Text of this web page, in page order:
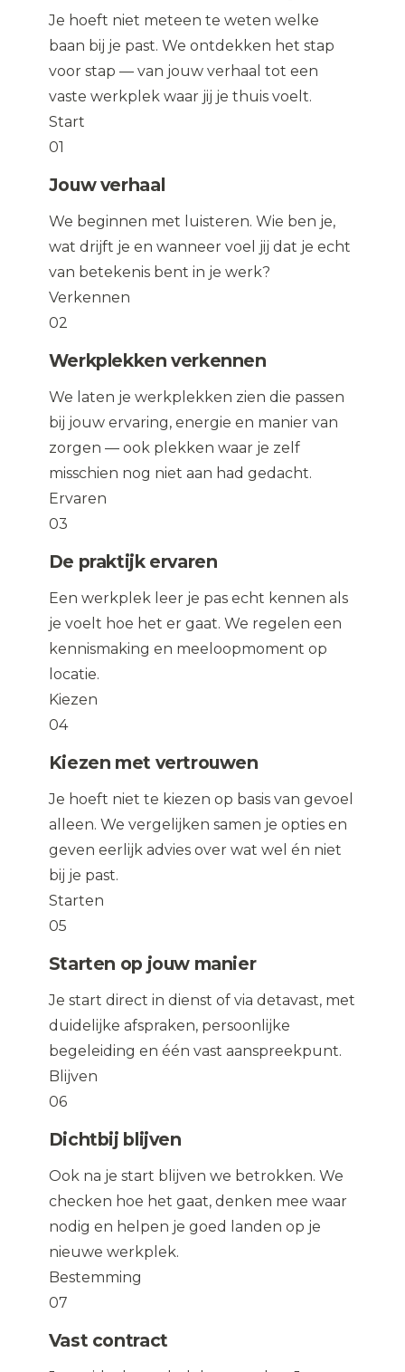
Je hoeft niet meteen te weten welke
baan bij je past. We ontdekken het stap
voor stap — van jouw verhaal tot een
vaste werkplek waar jij je thuis voelt.
Start
01
Jouw verhaal
We beginnen met luisteren. Wie ben je,
wat drijft je en wanneer voel jij dat je echt
van betekenis bent in je werk?
Verkennen
02
Werkplekken verkennen
We laten je werkplekken zien die passen
bij jouw ervaring, energie en manier van
zorgen — ook plekken waar je zelf
misschien nog niet aan had gedacht.
Ervaren
03
De praktijk ervaren
Een werkplek leer je pas echt kennen als
je voelt hoe het er gaat. We regelen een
kennismaking en meeloopmoment op
locatie.
Kiezen
04
Kiezen met vertrouwen
Je hoeft niet te kiezen op basis van gevoel
alleen. We vergelijken samen je opties en
geven eerlijk advies over wat wel én niet
bij je past.
Starten
05
Starten op jouw manier
Je start direct in dienst of via detavast, met
duidelijke afspraken, persoonlijke
begeleiding en één vast aanspreekpunt.
Blijven
06
Dichtbij blijven
Ook na je start blijven we betrokken. We
checken hoe het gaat, denken mee waar
nodig en helpen je goed landen op je
nieuwe werkplek.
Bestemming
07
Vast contract